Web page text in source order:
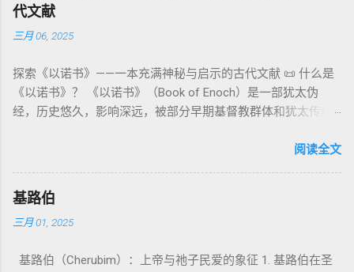
罪”，而是不妨碍与神交往的状态。圣所是神居住之地，进入必
16章描述每年一次的“赎罪日”（Yom Kippur），大祭司进入至
圣所，用血为圣所与百姓遮罪。 这是整卷《利未记》的神学中
心： 神愿意居住在人中间； 罪必须被遮盖才能维持这同在；
神主动提供遮罪之道（两个祭牲，特别是“为耶和华”的与“归于
亚撒泻勒”的）。 这预表...
期以诺传统，不等同于《一以诺书》。 二、为什么重要？——
呼应 犹大书14–15 几乎逐字引 1 Enoch 1:9（“主带着千万圣者
的“深渊囚禁”叙事共振。 彼后2:4 用“ 他他路斯 （Tartarus）”指
天使囚禁之所，贴近以诺传统语境。 福音书/启示录 中的“ 人子
来临与天使同来、坐在荣耀宝座审判列国 ”（太24–25；启1、
观 ：以诺将“巨人之灵”为游行污灵的渊源学解释，补给了新约
驱魔叙事背后的“灵界词库”（可1、路8；亦参弗6:12“执政掌
权”）。 阴间与审判意象 ：Sheol 的分区、册卷与火刑等图像，
：以诺传统对压迫者的“祸哉”，与 雅各书 对不义富者的警告
（雅5）形成呼应。 ...
义 和 神学 定位 。 二、 希伯来 圣经 中 Elohim 的 主要 用法 与
示例 分类 类型 用法 说明 示例 经文 含义 1. 真神 指 以色列 的
所 崇拜 的 神祇 出 20: 3 假 神/ 偶像（ gods） 3. 属 灵 存在
神 的 众 子、 天使、 神圣 议会 成员 诗 82: 1, 申 32: 8– 9
神圣 存在（ divine beings） 4. 法官 被 委托 施行 神 审判者 出
权 代表 受托 执行 神 旨意 的 人（ 如 摩西） 出 7: 1 神 的 代言
人（ divine proxy） 6. 强调 威严 复数 形式 强调 尊贵 超自然 的
显现 撒 上 28: 13 灵界 显现 或 尊称（ majestic plural） 三、
בְּרֵאשִׁית בָּרָא אֱלֹהִים...” “ 起初， 神（ Elohim） 创造 天地。” 尽
语法 结构 显示 这 是在 强调 一位 ...
代文献
三月 06, 2025
探索《以诺书》——一本充满神秘与启示的古代文献 📜 什么是
《以诺书》？ 《以诺书》（Book of Enoch）是一部犹太伪
经，历史悠久，影响深远，被部分早期基督教群体和犹太传统
的曾祖父——的名义写成，包含大量关于天使、堕落、审判和弥
行，神将他取去，他就不在世了。” 这一神秘的记载激发了后世
关于以诺与神的关系、天国奥秘的丰富想象。《以诺书》便是
这种想象的结晶。 📖《以诺书》的主要内容 《以诺书》并非一
之书》（1 Enoch 1-36） 讲述堕落天使（守望者，Watchers）
阅读全文
基路伯
三月 01, 2025
基路伯（Cherubim）：上帝与祂子民爱的象征 1. 基路伯在圣